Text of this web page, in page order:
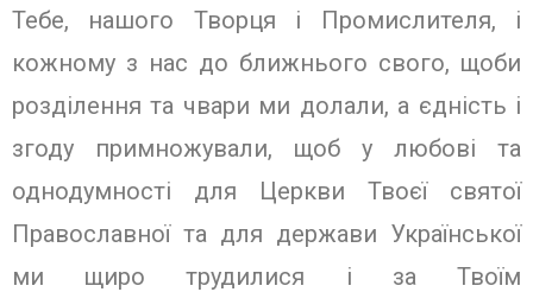
Тебе, нашого Творця і Промислителя, і
кожному з нас до ближнього свого, щоби
розділення та чвари ми долали, а єдність і
згоду примножували, щоб у любові та
однодумності для Церкви Твоєї святої
Православної та для держави Української
ми щиро трудилися і за Твоїм